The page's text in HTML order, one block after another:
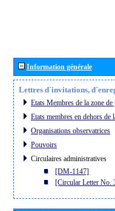
Information générale
Lettres d´invitations,
Etats Membres de la zone
Etats membres en dehors de
Organisations observatrices
Pouvoirs
Circulaires administratives
[DM-1147]
[Circular Letter No.